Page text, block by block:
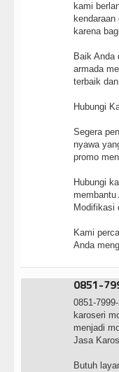
kami
karena
Baik Anda
armada
terbaik
Hubungi
Segera
nyawa
promo
Hubungi
Modifikasi
Kami
Anda
0851-
0851-
karoseri
menjadi
Jasa
Butuh